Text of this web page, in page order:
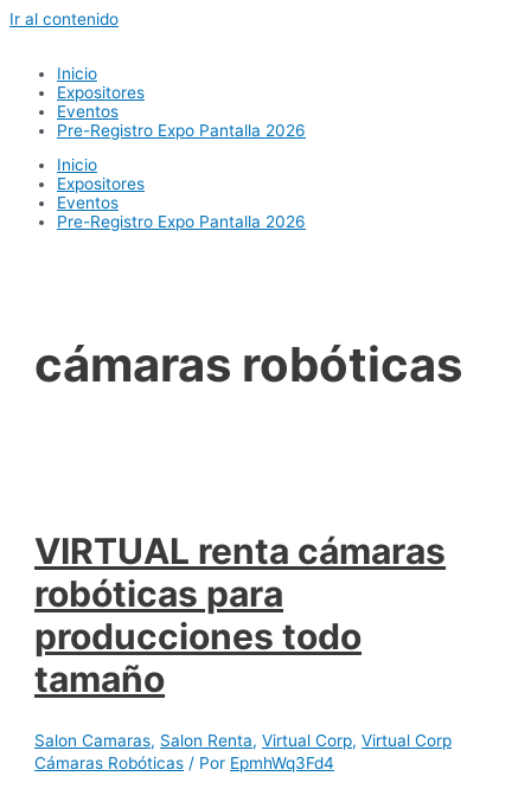
Ir al contenido
Inicio
Expositores
Eventos
Pre-Registro Expo Pantalla 2026
Inicio
Expositores
Eventos
Pre-Registro Expo Pantalla 2026
cámaras robóticas
VIRTUAL renta cámaras
robóticas para
producciones todo
tamaño
Salon Camaras, Salon Renta,Virtual Corp,Virtual Corp
Cámaras Robóticas / Por EpmhWq3Fd4